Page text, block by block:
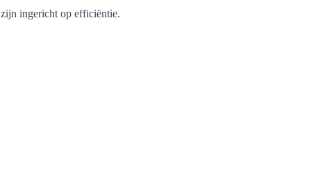
ingericht op efficiëntie.